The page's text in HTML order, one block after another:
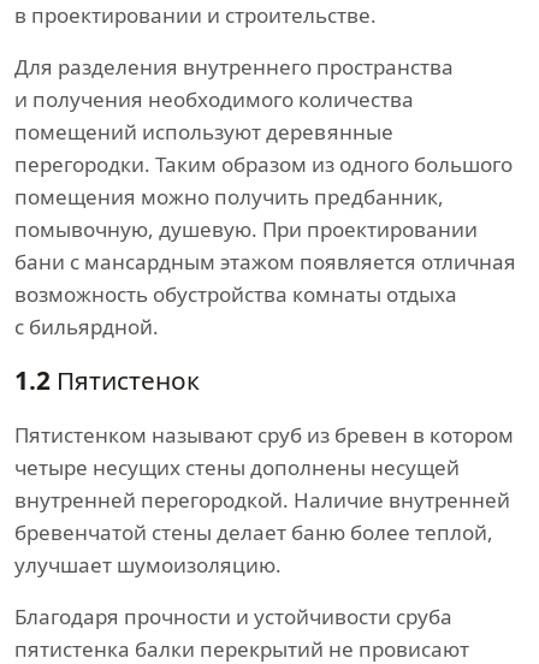
в проектировании и строительстве.
Для разделения внутреннего пространства
и получения необходимого количества
помещений используют деревянные
перегородки. Таким образом из одного большого
помещения можно получить предбанник,
помывочную, душевую. При проектировании
бани с мансардным этажом появляется отличная
возможность обустройства комнаты отдыха
с бильярдной.
1.2 Пятистенок
Пятистенком называют сруб из бревен в котором
четыре несущих стены дополнены несущей
внутренней перегородкой. Наличие внутренней
бревенчатой стены делает баню более теплой,
улучшает шумоизоляцию.
Благодаря прочности и устойчивости сруба
пятистенка балки перекрытий не провисают